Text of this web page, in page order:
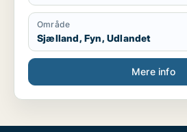
Område
Sjælland, Fyn, Udlandet
Mere info